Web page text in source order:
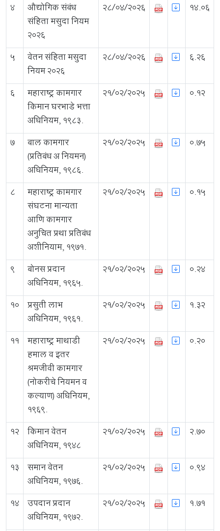
4
औद्योगिक संबंध
संहिता मसुदा नियम
२०२६
28/04/2026 14.06
5
वेतन संहिता मसुदा
नियम २०२६
28/04/2026 6.26
6
महाराष्ट्र कामगार
किमान घरभाडे भत्ता
अधिनियम, १९८३.
21/02/2025 0.12
7
बाल कामगार
(प्रतिबंध अ नियमन)
अधिनियम, १९८६.
21/02/2025 0.75
8
महाराष्ट्र कामगार
संघटना मान्यता
आणि कामगार
अनुचित प्रथा प्रतिबंध
अशीनियाम, १९७१.
21/02/2025 0.15
9
बोनस प्रदान
अधिनियम, १९६५.
21/02/2025 0.24
10 प्रसुती लाभ
अधिनियम, १९६१.
21/02/2025 1.32
11 महाराष्ट्र माथाडी
हमाल व इतर
श्रमजीवी कामगार
(नोकरीचे नियमन व
कल्याण) अधिनियम,
१९६९.
21/02/2025 0.20
12 किमान वेतन
अधिनियम, १९४८
21/02/2025 2.70
13 समान वेतन
अधिनियम, १९७६.
21/02/2025 0.94
14 उपदान प्रदान
अधिनियम, १९७२.
21/02/2025 1.71